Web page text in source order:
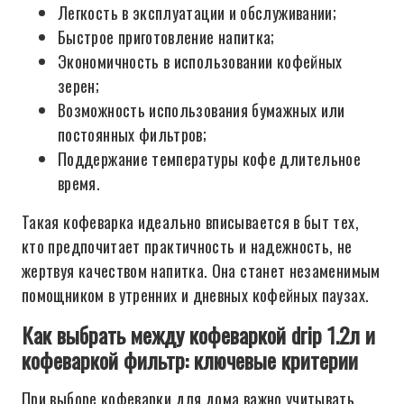
Легкость в эксплуатации и обслуживании;
Быстрое приготовление напитка;
Экономичность в использовании кофейных
зерен;
Возможность использования бумажных или
постоянных фильтров;
Поддержание температуры кофе длительное
время.
Такая кофеварка идеально вписывается в быт тех,
кто предпочитает практичность и надежность, не
жертвуя качеством напитка. Она станет незаменимым
помощником в утренних и дневных кофейных паузах.
Как выбрать между кофеваркой drip 1.2л и
кофеваркой фильтр: ключевые критерии
При выборе кофеварки для дома важно учитывать